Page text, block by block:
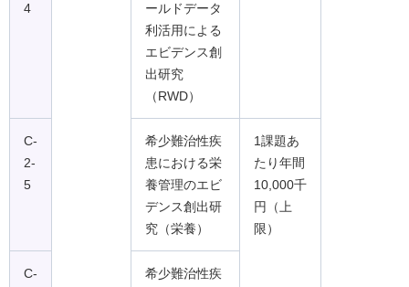
4
ールドデータ
利活用による
エビデンス創
出研究
（RWD）
C-
2-
5
希少難治性疾
患における栄
養管理のエビ
デンス創出研
究（栄養）
1課題あ
たり年間
10,000千
円（上
限）
C-
希少難治性疾